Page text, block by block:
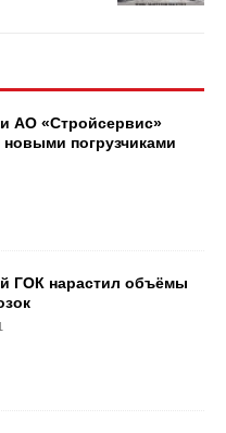
АО «Стройсервис»
новыми погрузчиками
ГОК нарастил объёмы